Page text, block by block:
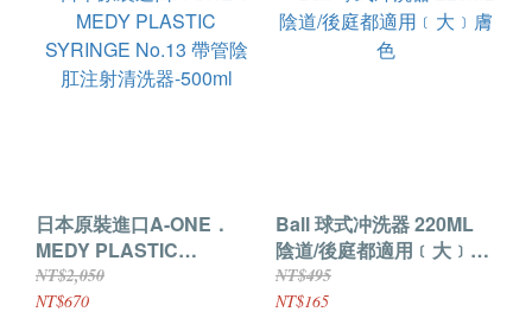
日本原裝進口A-ONE．
MEDY PLASTIC
SYRINGE No.13 帶管陰
肛注射清洗器-500ml
NT$2,050
NT$670
Ball 球式冲洗器 220ML
陰道/後庭都適用﹝大﹞膚
色
NT$495
NT$165